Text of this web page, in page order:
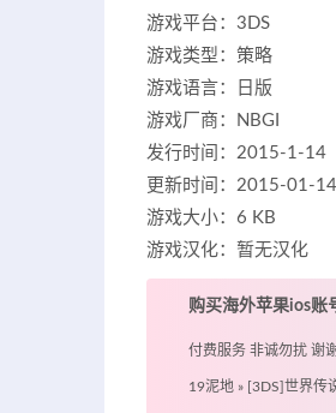
游戏平台：3DS
游戏类型：策略
游戏语言：日版
游戏厂商：NBGI
发行时间：2015-1-14
更新时间：2015-01-
游戏大小：6 KB
游戏汉化：暂无汉化
购买海外苹果ios账
付费服务 非诚勿扰 谢
19泥地 » [3DS]世界传